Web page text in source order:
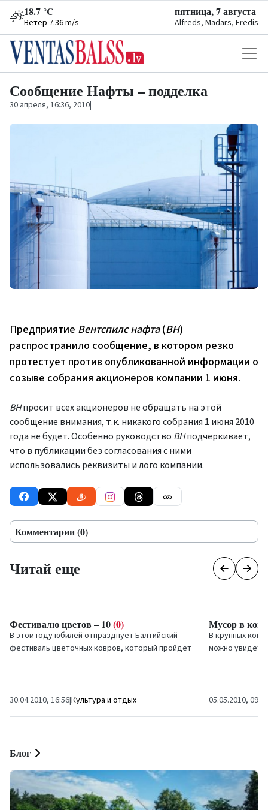
18.7 °C
Ветер 7.36 m/s
пятница, 7 августа
Alfrēds, Madars, Fredis
Сообщение Нафты – подделка
30 апреля, 16:36, 2010|
Предприятие Вентспилс нафта(ВН)
распространило сообщение, в котором резко
протестует против опубликованной информации о
созыве собрания акционеров компании 1 июня.
ВНпросит всех акционеров не обращать на этой
сообщение внимания, т.к. никакого собрания 1 июня 2010
года не будет. Особенно руководство ВНподчеркивает,
что в публикации без согласования с ними
использовались реквизиты и лого компании.
Комментарии (0)
Читай еще
Фестивалю цветов – 10(0)
В этом году юбилей отпразднует Балтийский
фестиваль цветочных ковров, который пройдет
30.04.2010, 16:56|Культура и отдых
Мусор в
В крупных
можно
05.05.2010, 09:52
Блог